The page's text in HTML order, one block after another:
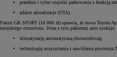
przednie i tylne czujniki parkowania z funkcją
zdalne aktualizacje (OTA).
Pakiet GR SPORT (16 000 zł) sprawia, że nowa Toyota
miejskiego crossovera. Wraz z tym pakietem auto zyskuje:
klimatyzację automatyczną (dwustrefową),
technologię oczyszczania i nawilżania powietrza